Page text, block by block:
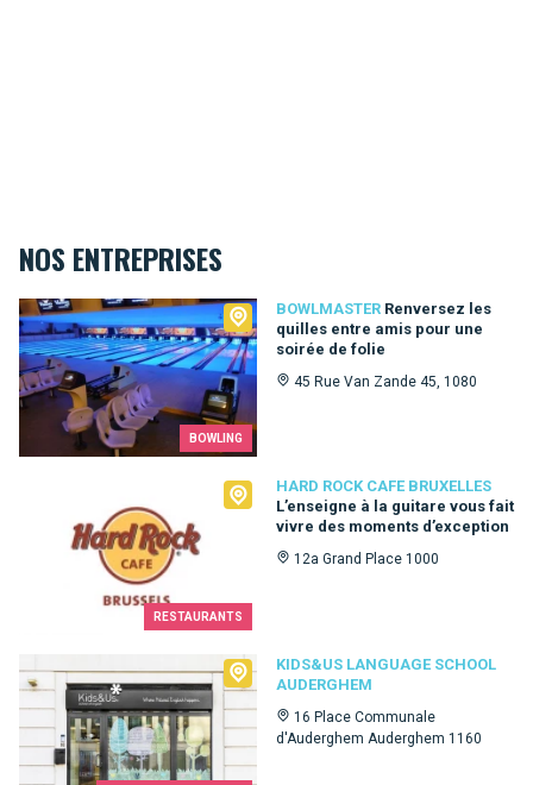
NOS ENTREPRISES
BOWLING
BOWLMASTER Renversez les
quilles entre amis pour une
soirée de folie
45 Rue Van Zande 45, 1080
Bowlmaster
RESTAURANTS
HARD ROCK CAFE BRUXELLES
L’enseigne à la guitare vous fait
vivre des moments d’exception
12a Grand Place 1000
Hard Rock Cafe Bruxelles
KIDS&US LANGUAGE SCHOOL
AUDERGHEM
16 Place Communale
d'Auderghem Auderghem 1160
Kids&Us language school Auderghem